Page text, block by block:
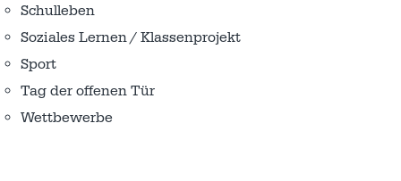
Schulleben
Soziales Lernen / Klassenprojekt
Sport
Tag der offenen Tür
Wettbewerbe